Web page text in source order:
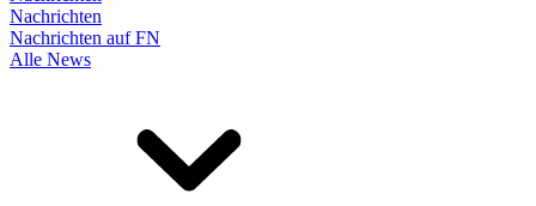
Nachrichten
Nachrichten auf FN
Alle News